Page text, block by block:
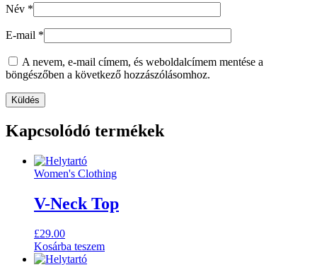
Név *
E-mail *
A nevem, e-mail címem, és weboldalcímem mentése a
böngészőben a következő hozzászólásomhoz.
Kapcsolódó termékek
Women's Clothing
V-Neck Top
£29.00
Kosárba teszem